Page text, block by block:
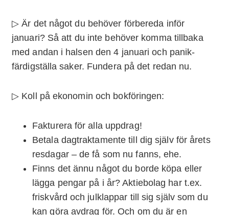
▷ Är det något du behöver förbereda inför
januari? Så att du inte behöver komma tillbaka
med andan i halsen den 4 januari och panik-
färdigställa saker. Fundera på det redan nu.
▷ Koll på ekonomin och bokföringen:
Fakturera för alla uppdrag!
Betala dagtraktamente till dig själv för årets
resdagar – de få som nu fanns, ehe.
Finns det ännu något du borde köpa eller
lägga pengar på i år? Aktiebolag har t.ex.
friskvård och julklappar till sig själv som du
kan göra avdrag för. Och om du är en